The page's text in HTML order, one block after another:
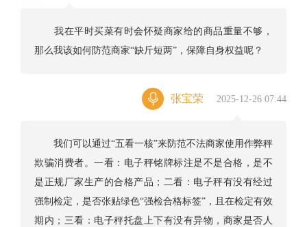
我在平时买菜有时会怀疑商家给的商品重量不够，
那么我该如何防范商家“缺斤短两”，保障自身权益呢？
张宝荣 2025-12-26 07:44
我们可以通过“五看一核”来防范不法商家使用作弊秤
欺骗消费者。一看：电子秤铭牌标注是不是合格，是不
是正规厂家生产的合格产品；二看：电子秤有没有经过
强制检定，是否张贴绿色“强检合格标签”，且在检定有效
期内；三看：电子秤托盘上下有没有异物，商家是否人